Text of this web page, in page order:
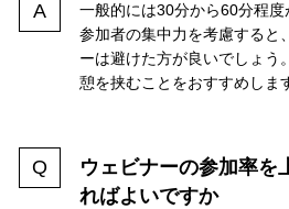
一般的には30分から60分程度
参加者の集中力を考慮すると
ーは避けた方が良いでしょう
憩を挟むことをおすすめしま
ウェビナーの参加率を
ればよいですか